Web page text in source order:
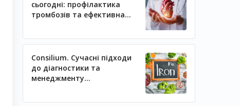
сьогодні: профілактика
тромбозів та ефективна
Consilium. Сучасні підходи
до діагностики та
менеджменту